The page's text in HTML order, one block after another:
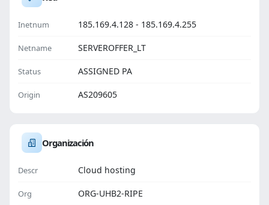
Inetnum 185.169.4.128 - 185.169.4.255
Netname SERVEROFFER_LT
Status ASSIGNED PA
Origin AS209605
Organización
Descr Cloud hosting
Org ORG-UHB2-RIPE